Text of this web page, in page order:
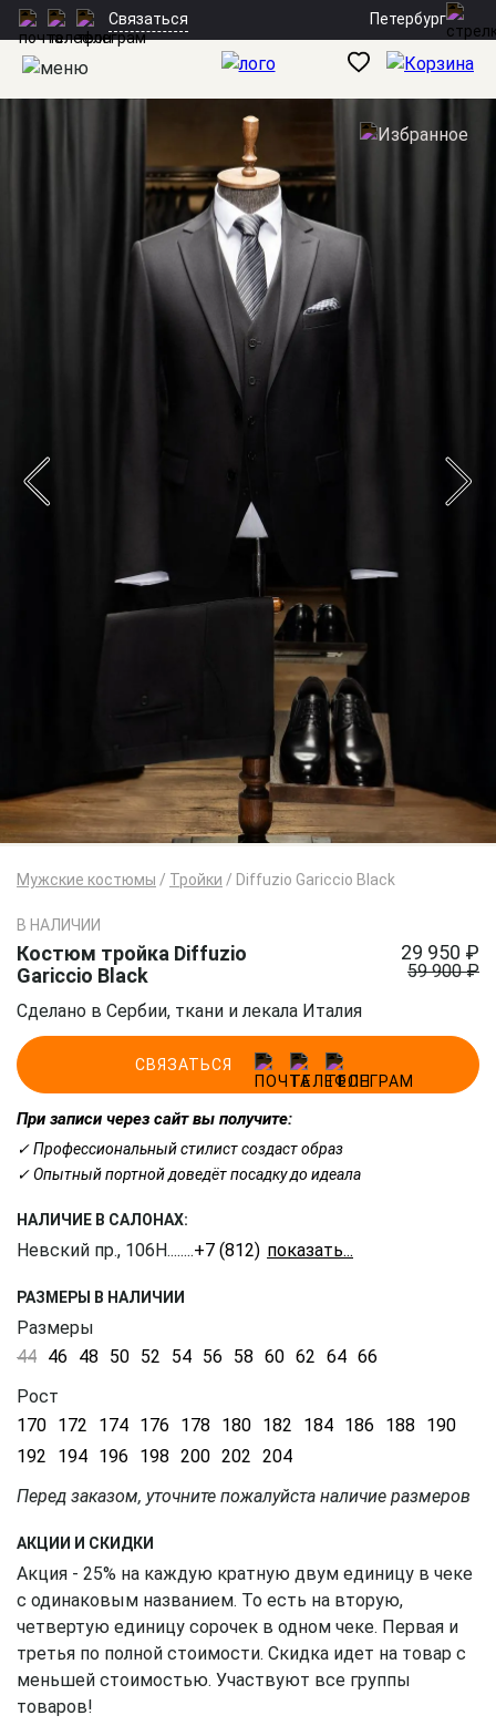
Связаться Петербург
Мужские костюмы / Тройки / Diffuzio Gariccio Black
В НАЛИЧИИ
Костюм тройка Diffuzio
Gariccio Black
29 950 ₽
59 900 ₽
Сделано в Сербии, ткани и лекала Италия
СВЯЗАТЬСЯ
При записи через сайт вы получите:
✓ Профессиональный стилист создаст образ
✓ Опытный портной доведёт посадку до идеала
НАЛИЧИЕ В САЛОНАХ:
Невский пр., 106Н........+7 (812) 309-16-55
РАЗМЕРЫ В НАЛИЧИИ
Размеры
44 46 48 50 52 54 56 58 60 62 64 66
Рост
170 172 174 176 178 180 182 184 186 188 190
192
194 196 198 200 202 204
Перед заказом, уточните пожалуйста наличие размеров
АКЦИИ И СКИДКИ
Акция - 25% на каждую кратную двум единицу в чеке
с одинаковым названием. То есть на вторую,
четвертую единицу сорочек в одном чеке. Первая и
третья по полной стоимости. Скидка идет на товар с
меньшей стоимостью. Участвуют все группы
товаров!